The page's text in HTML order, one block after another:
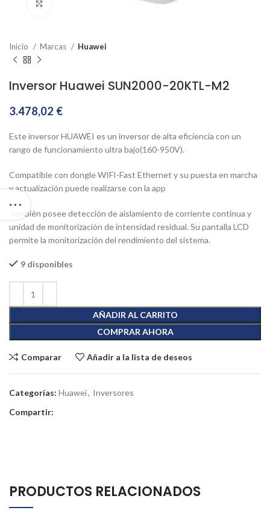
Inicio Marcas Huawei
Inversor Huawei SUN2000-20KTL-M2
3.478,02 €
Este inversor HUAWEI es un inversor de alta eficiencia con un
rango de funcionamiento ultra bajo(160-950V).
Compatible con dongle WIFI-Fast Ethernet y su puesta en marcha
y actualización puede realizarse con la app
También posee detección de aislamiento de corriente continua y
unidad de monitorización de intensidad residual. Su pantalla LCD
permite la monitorización del rendimiento del sistema.
9 disponibles
AÑADIR AL CARRITO
COMPRAR AHORA
Comparar Añadir a la lista de deseos
Categorías: Huawei, Inversores
Compartir:
PRODUCTOS RELACIONADOS